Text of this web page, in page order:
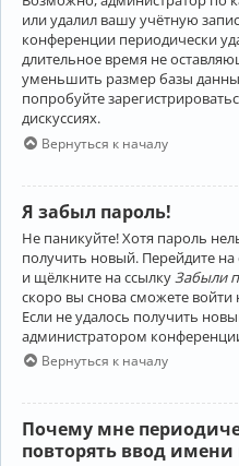
или удалил вашу учётную
конференции периодически
длительное время не
уменьшить размер базы
попробуйте
дискуссиях.
Вернуться к началу
Я забыл пароль!
Не паникуйте! Хотя пароль
получить новый. Перейдите
и щёлкните на ссылку Забыли
скоро вы снова сможете
Если не удалось получить
администратором
Вернуться к началу
Почему мне
повторять ввод имени